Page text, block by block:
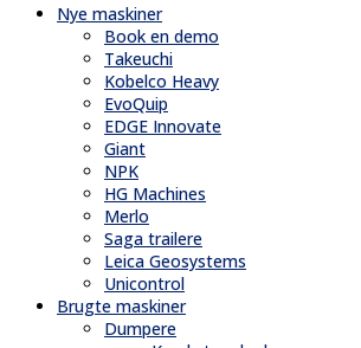
Nye maskiner
Book en demo
Takeuchi
Kobelco Heavy
EvoQuip
EDGE Innovate
Giant
NPK
HG Machines
Merlo
Saga trailere
Leica Geosystems
Unicontrol
Brugte maskiner
Dumpere